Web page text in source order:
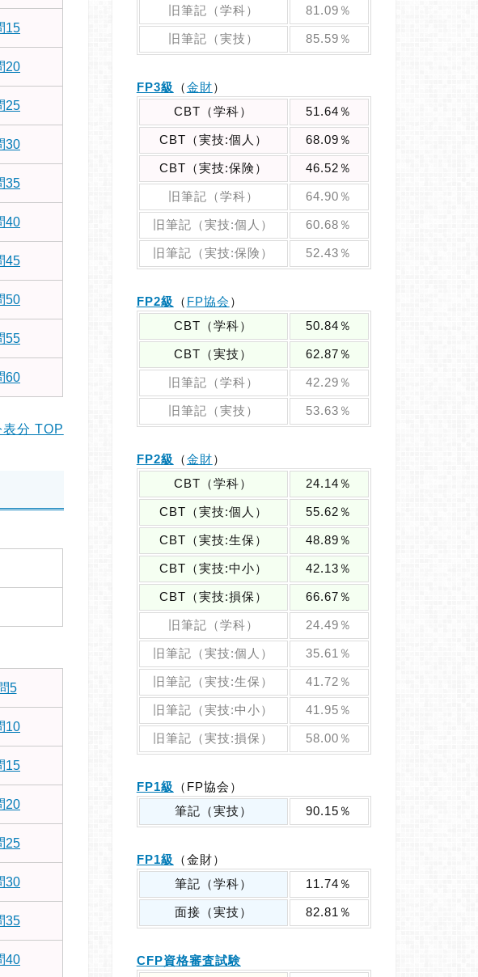
15
20
25
30
35
40
45
50
55
60
分 TOP
5
10
15
20
25
30
35
40
旧筆記（学科） 81.09％
旧筆記（実技） 85.59％
FP3級 （金財）
CBT（学科）
51.64％
CBT（実技:個人） 68.09％
CBT（実技:保険） 46.52％
旧筆記（学科） 64.90％
旧筆記（実技:個人） 60.68％
旧筆記（実技:保険） 52.43％
FP2級 （ FP協会 ）
CBT（学科）
50.84％
CBT（実技） 62.87％
旧筆記（学科） 42.29％
旧筆記（実技） 53.63％
FP2級 （金財）
CBT（学科）
24.14％
CBT（実技:個人） 55.62％
CBT（実技:生保） 48.89％
CBT（実技:中小） 42.13％
CBT（実技:損保） 66.67％
旧筆記（学科） 24.49％
旧筆記（実技:個人） 35.61％
旧筆記（実技:生保） 41.72％
旧筆記（実技:中小） 41.95％
旧筆記（実技:損保） 58.00％
FP1級
（FP協会）
筆記（実技）
90.15％
FP1級
（金財）
筆記（学科）
11.74％
面接（実技） 82.81％
CFP資格審査試験